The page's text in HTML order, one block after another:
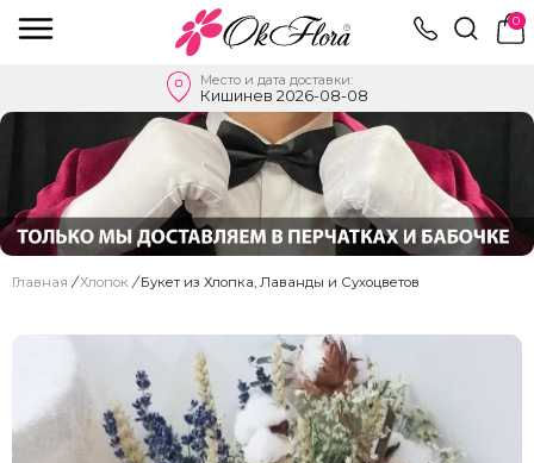
0
Место и дата доставки:
Кишинев 2026-08-08
Главная / Хлопок / Букет из Хлопка, Лаванды и Сухоцветов